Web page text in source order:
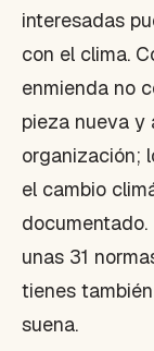
interesadas
con el clima.
enmienda no
pieza nueva y
organización;
el cambio
unas 31
tienes
suena.